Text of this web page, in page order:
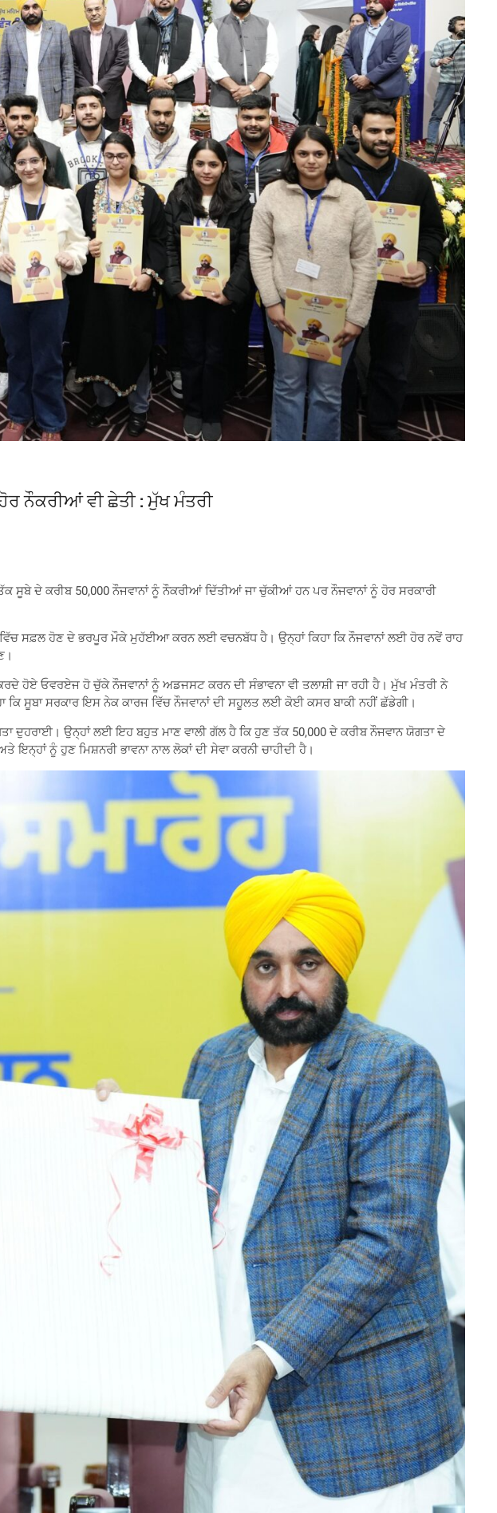
ਨੌਕਰੀਆਂ ਵੀ ਛੇਤੀ : ਮੁੱਖ ਮੰਤਰੀ
ਸੂਬੇ ਦੇ ਕਰੀਬ 50,000 ਨੌਜਵਾਨਾਂ ਨੂੰ ਨੌਕਰੀਆਂ ਦਿੱਤੀਆਂ ਜਾ ਚੁੱਕੀਆਂ ਹਨ ਪਰ ਨੌਜਵਾਨਾਂ ਨੂੰ ਹੋਰ ਸਰਕਾਰੀ
ਸਫ਼ਲ ਹੋਣ ਦੇ ਭਰਪੂਰ ਮੌਕੇ ਮੁਹੱਈਆ ਕਰਨ ਲਈ ਵਚਨਬੱਧ ਹੈ। ਉਨ੍ਹਾਂ ਕਿਹਾ ਕਿ ਨੌਜਵਾਨਾਂ ਲਈ ਹੋਰ ਨਵੇਂ ਰਾਹ
ਹੋਏ ਓਵਰਏਜ ਹੋ ਚੁੱਕੇ ਨੌਜਵਾਨਾਂ ਨੂੰ ਅਡਜਸਟ ਕਰਨ ਦੀ ਸੰਭਾਵਨਾ ਵੀ ਤਲਾਸ਼ੀ ਜਾ ਰਹੀ ਹੈ। ਮੁੱਖ ਮੰਤਰੀ ਨੇ
ਸੂਬਾ ਸਰਕਾਰ ਇਸ ਨੇਕ ਕਾਰਜ ਵਿੱਚ ਨੌਜਵਾਨਾਂ ਦੀ ਸਹੂਲਤ ਲਈ ਕੋਈ ਕਸਰ ਬਾਕੀ ਨਹੀਂ ਛੱਡੇਗੀ।
ਦੁਹਰਾਈ। ਉਨ੍ਹਾਂ ਲਈ ਇਹ ਬਹੁਤ ਮਾਣ ਵਾਲੀ ਗੱਲ ਹੈ ਕਿ ਹੁਣ ਤੱਕ 50,000 ਦੇ ਕਰੀਬ ਨੌਜਵਾਨ ਯੋਗਤਾ ਦੇ
ਨੂੰ ਹੁਣ ਮਿਸ਼ਨਰੀ ਭਾਵਨਾ ਨਾਲ ਲੋਕਾਂ ਦੀ ਸੇਵਾ ਕਰਨੀ ਚਾਹੀਦੀ ਹੈ।